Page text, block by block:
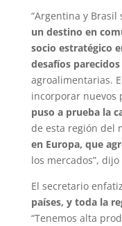
“Argentina y Brasil
un destino en
socio estratégico
desafíos parecidos
agroalimentarias.
incorporar nuevos
puso a prueba la
de esta región del
en Europa, que
los mercados”,
El secretario
países, y toda la
“Tenemos alta